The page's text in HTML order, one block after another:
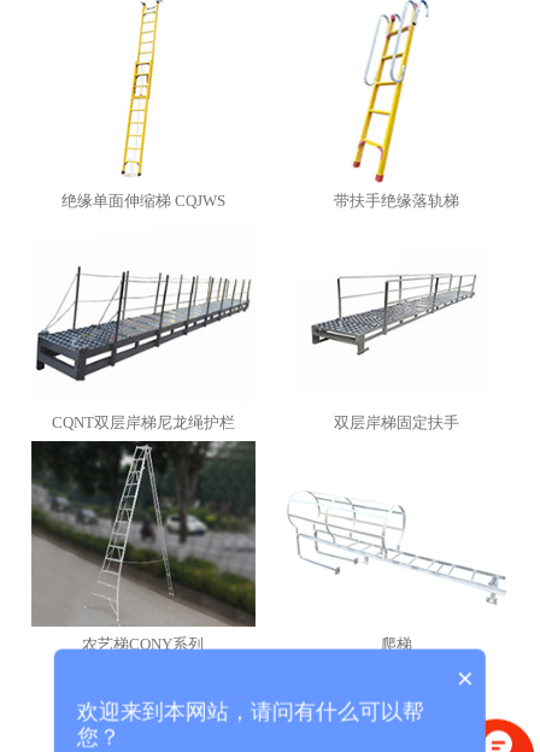
绝缘单面伸缩梯 CQJWS 带扶手绝缘落轨梯
CQNT双层岸梯尼龙绳护栏 双层岸梯固定扶手
农艺梯CQNY系列 爬梯
首页 上一页 下一页 尾页
×
欢迎来到本网站，请问有什么可以帮
您？